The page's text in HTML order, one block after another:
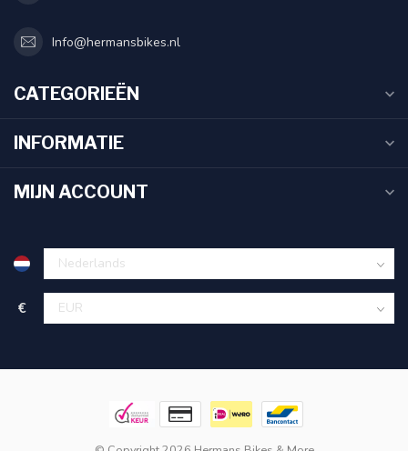
Info@hermansbikes.nl
CATEGORIEËN
INFORMATIE
MIJN ACCOUNT
€